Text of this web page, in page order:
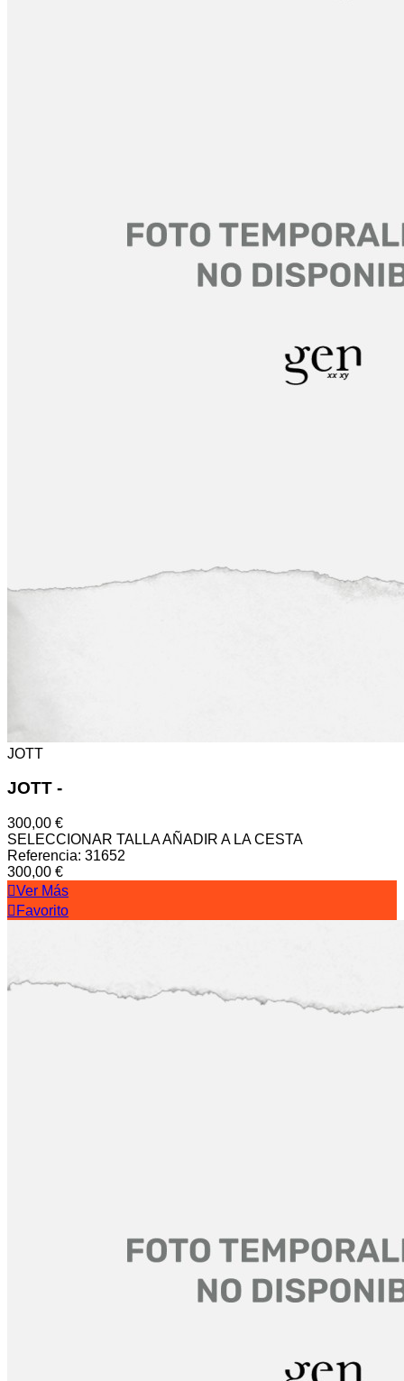
JOTT
JOTT -
300,00 €
SELECCIONAR TALLAAÑADIR A LA CESTA
Referencia: 31652
300,00 €
Ver Más
Favorito